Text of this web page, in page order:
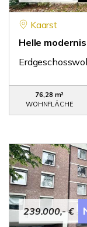
Kaarst
Helle
76,28 m²
WOHNFLÄCHE
239.000,- €